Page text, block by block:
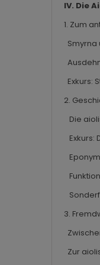
IV. Die
1. Zum
Smyrna
Exkurs:
2.
Die
Exkurs:
3.
Zur